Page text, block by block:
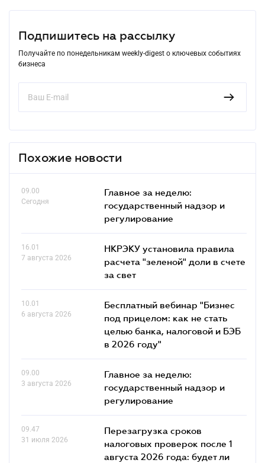
Подпишитесь на рассылку
Получайте по понедельникам weekly-digest о ключевых событиях
бизнеса
Похожие новости
09.00
Сегодня
Главное за неделю:
государственный надзор и
регулирование
16.01
7 августа 2026
НКРЭКУ установила правила
расчета "зеленой" доли в счете
за свет
10.01
6 августа 2026
Бесплатный вебинар "Бизнес
под прицелом: как не стать
целью банка, налоговой и БЭБ
в 2026 году"
09.00
3 августа 2026
Главное за неделю:
государственный надзор и
регулирование
09.47
31 июля 2026
Перезагрузка сроков
налоговых проверок после 1
августа 2026 года: будет ли